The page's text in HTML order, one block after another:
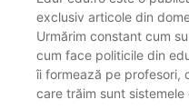
exclusiv articole din
Urmărim constant cum
cum face politicile din
îi formează pe profesori,
care trăim sunt